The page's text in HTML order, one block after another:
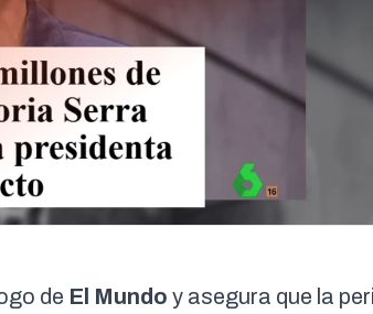
de El Mundo y asegura que la